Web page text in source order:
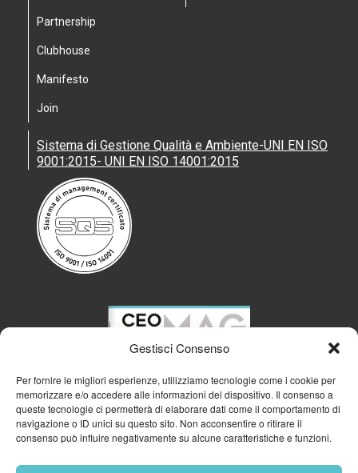
Gestisci Consenso
Per fornire le migliori esperienze, utilizziamo tecnologie come i cookie per
memorizzare e/o accedere alle informazioni del dispositivo. Il consenso a
queste tecnologie ci permetterà di elaborare dati come il comportamento di
navigazione o ID unici su questo sito. Non acconsentire o ritirare il
consenso può influire negativamente su alcune caratteristiche e funzioni.
Partnership
Clubhouse
Manifesto
Join
Sistema di Gestione Qualità e Ambiente-UNI EN ISO
9001:2015- UNI EN ISO 14001:2015